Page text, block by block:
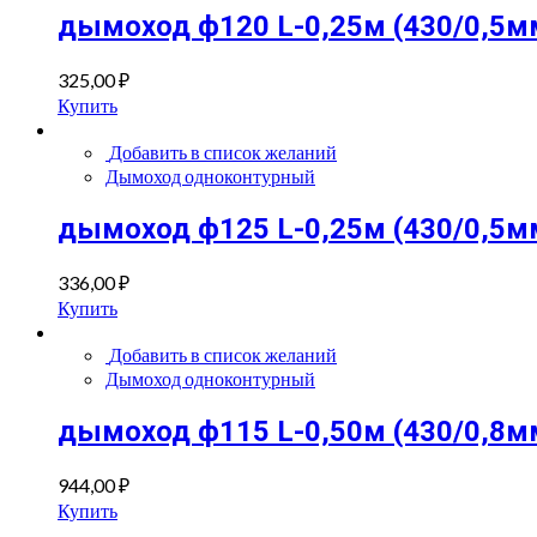
дымоход ф120 L-0,25м (430/
325,00₽
Купить
Добавить в список желаний
Дымоход одноконтурный
дымоход ф125 L-0,25м (430/
336,00₽
Купить
Добавить в список желаний
Дымоход одноконтурный
дымоход ф115 L-0,50м (430/
944,00₽
Купить